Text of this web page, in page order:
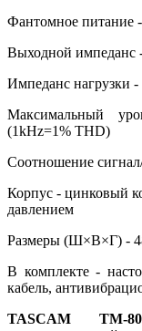
Фантомное питание
Выходной импеданс
Импеданс нагрузки
Максимальный
(1kHz=1% THD)
Соотношение
Корпус - цинковый
давлением
Размеры (Ш×В×Г) -
В комплекте -
кабель,
TASCAM ТМ-80